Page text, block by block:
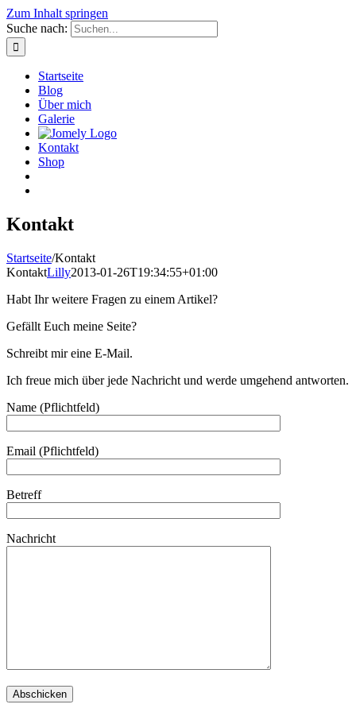
Zum Inhalt springen
Suche nach:
Startseite
Blog
Über mich
Galerie
Kontakt
Shop
Kontakt
Startseite/Kontakt
KontaktLilly2013-01-26T19:34:55+01:00
Habt Ihr weitere Fragen zu einem Artikel?
Gefällt Euch meine Seite?
Schreibt mir eine E-Mail.
Ich freue mich über jede Nachricht und werde umgehend antworten.
Name (Pflichtfeld)
Email (Pflichtfeld)
Betreff
Nachricht